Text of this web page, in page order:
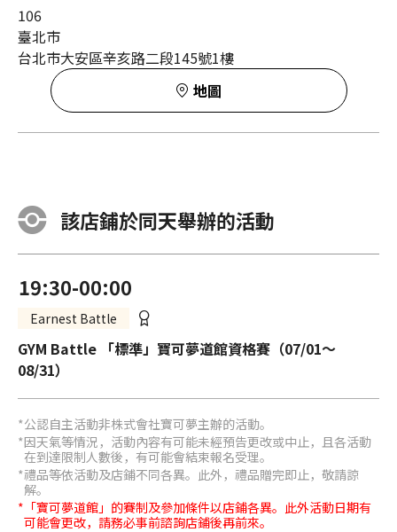
106
臺北市
台北市大安區辛亥路二段145號1樓
地圖
該店鋪於同天舉辦的活動
19:30-00:00
Earnest Battle
GYM Battle 「標準」寶可夢道館資格賽（07/01～
08/31）
公認自主活動非株式會社寶可夢主辦的活動。
因天氣等情況，活動內容有可能未經預告更改或中止，且各活動
在到達限制人數後，有可能會結束報名受理。
禮品等依活動及店鋪不同各異。此外，禮品贈完即止，敬請諒
解。
「寶可夢道館」的賽制及參加條件以店鋪各異。此外活動日期有
可能會更改，請務必事前諮詢店鋪後再前來。